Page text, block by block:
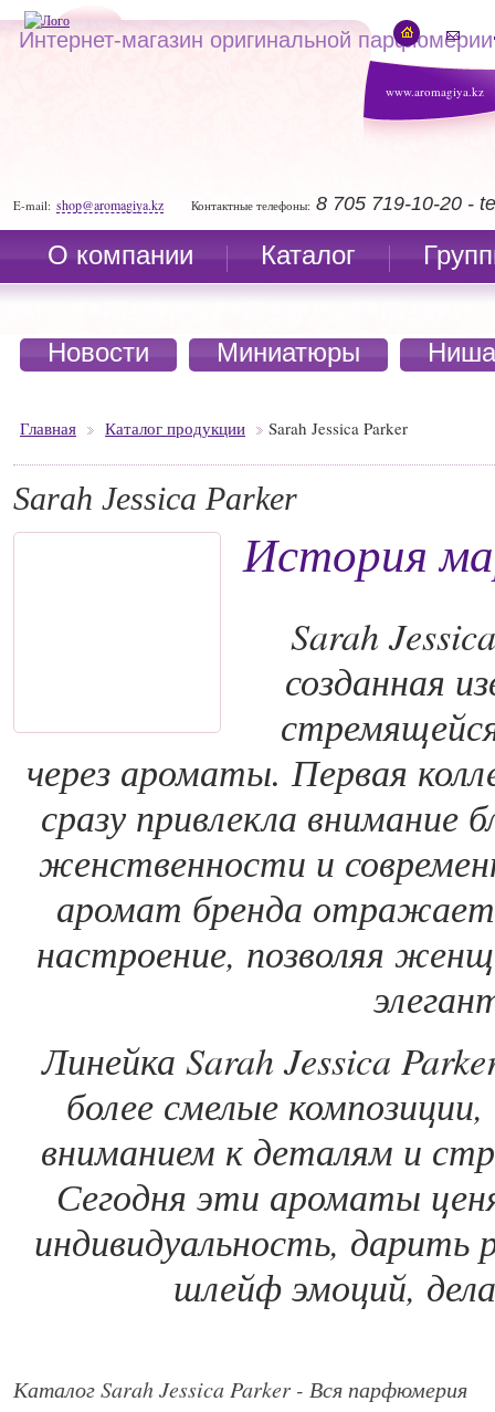
www.aromagiya.kz
Интернет-магазин оригинальной парфюмерии
E-mail: shop@aromagiya.kz Контактные телефоны: 8 705 719-10-20 -
О компании Каталог
Новости Миниатюры
Главная Каталог продукции Sarah Jessica Parker
Sarah Jessica Parker
История
Sarah
созданная
через ароматы. Первая
сразу привлекла внимание
женственности и
аромат бренда
настроение, позволяя
Линейка Sarah Jessica
более смелые
вниманием к деталям и
Сегодня эти ароматы
индивидуальность,
шлейф эмоций,
Каталог Sarah Jessica Parker - Вся парфюмерия